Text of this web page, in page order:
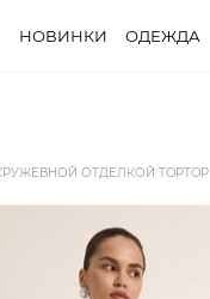
НОВИНКИ ОДЕЖДА
ОТДЕЛКОЙ TOPTOP